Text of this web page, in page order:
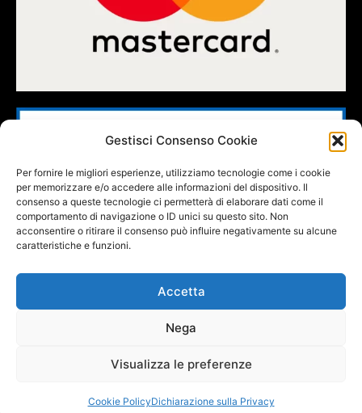
Gestisci Consenso Cookie
Per fornire le migliori esperienze, utilizziamo tecnologie come i cookie
per memorizzare e/o accedere alle informazioni del dispositivo. Il
consenso a queste tecnologie ci permetterà di elaborare dati come il
comportamento di navigazione o ID unici su questo sito. Non
acconsentire o ritirare il consenso può influire negativamente su alcune
caratteristiche e funzioni.
Accetta
Nega
Visualizza le preferenze
Cookie PolicyDichiarazione sulla Privacy